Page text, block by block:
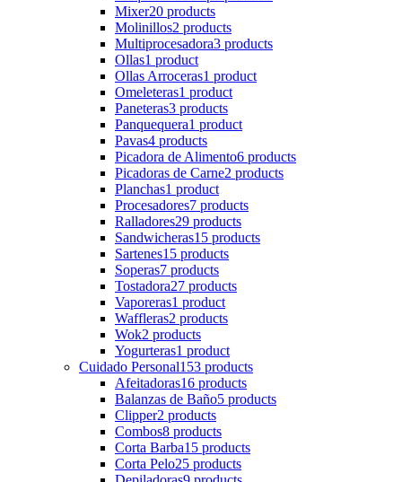
Mixer20 products
Molinillos2 products
Multiprocesadora3 products
Ollas1 product
Ollas Arroceras1 product
Omeleteras1 product
Paneteras3 products
Panquequera1 product
Pavas4 products
Picadora de Alimento6 products
Picadoras de Carne2 products
Planchas1 product
Procesadores7 products
Ralladores29 products
Sandwicheras15 products
Sartenes15 products
Soperas7 products
Tostadora27 products
Vaporeras1 product
Waffleras2 products
Wok2 products
Yogurteras1 product
Cuidado Personal153 products
Afeitadoras16 products
Balanzas de Baño5 products
Clipper2 products
Combos8 products
Corta Barba15 products
Corta Pelo25 products